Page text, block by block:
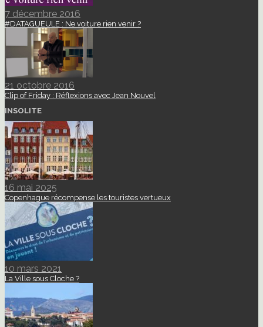
7 décembre 2016
#DATAGUEULE : Ne voiture rien venir ?
21 octobre 2016
Clip of Friday : Réflexions avec Jean Nouvel
INSOLITE
16 mai 2025
Copenhague récompense les touristes vertueux
10 mars 2021
La Ville sous Cloche ?